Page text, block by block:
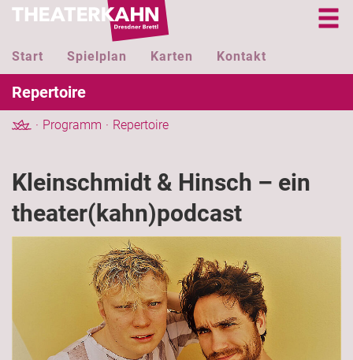
Start Spielplan Karten Kontakt
Repertoire
Programm Repertoire
Kleinschmidt & Hinsch – ein
theater(kahn)podcast